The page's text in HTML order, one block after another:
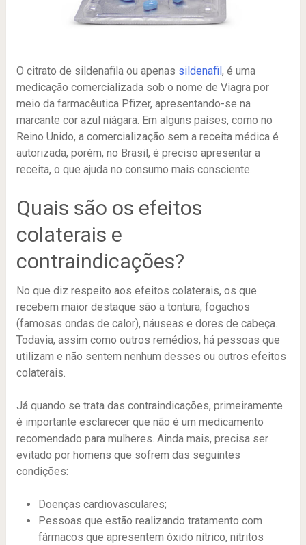
O citrato de sildenafila ou apenas sildenafil , é uma
medicação comercializada sob o nome de Viagra por
meio da farmacêutica Pfizer, apresentando-se na
marcante cor azul niágara. Em alguns países, como no
Reino Unido, a comercialização sem a receita médica é
autorizada, porém, no Brasil, é preciso apresentar a
receita, o que ajuda no consumo mais consciente.
Quais são os efeitos
colaterais e
contraindicações?
No que diz respeito aos efeitos colaterais, os que
recebem maior destaque são a tontura, fogachos
(famosas ondas de calor), náuseas e dores de cabeça.
Todavia, assim como outros remédios, há pessoas que
utilizam e não sentem nenhum desses ou outros efeitos
colaterais.
Já quando se trata das contraindicações, primeiramente
é importante esclarecer que não é um medicamento
recomendado para mulheres. Ainda mais, precisa ser
evitado por homens que sofrem das seguintes
condições:
Doenças cardiovasculares;
Pessoas que estão realizando tratamento com
fármacos que apresentem óxido nítrico, nitritos